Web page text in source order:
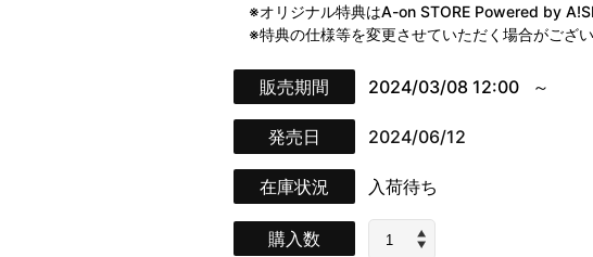
※オリジナル特典はA-on STORE Powered by
※特典の仕様等を変更させていただく場合がござ
販売期間 2024/03/08 12:00
発売日 2024/06/12
在庫状況 入荷待ち
購入数